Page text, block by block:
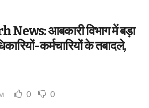
आबकारी विभाग में बड़ा
कर्मचारियों के तबादले,
0 0